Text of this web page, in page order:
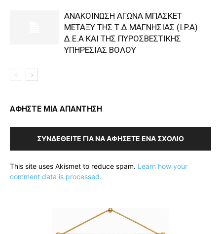
ΑΝΑΚΟΙΝΩΣΗ ΑΓΩΝΑ ΜΠΑΣΚΕΤ
ΜΕΤΑΞΥ ΤΗΣ Τ.Δ.ΜΑΓΝΗΣΙΑΣ (I.P.A)
Δ.Ε.Α KAI ΤΗΣ ΠΥΡΟΣΒΕΣΤΙΚΗΣ
ΥΠΗΡΕΣΙΑΣ ΒΟΛΟΥ
ΑΦΗΣΤΕ ΜΙΑ ΑΠΑΝΤΗΣΗ
ΣΥΝΔΕΘΕΊΤΕ ΓΙΑ ΝΑ ΑΦΉΣΕΤΕ ΈΝΑ ΣΧΌΛΙΟ
This site uses Akismet to reduce spam. Learn how your
comment data is processed.